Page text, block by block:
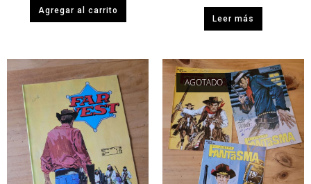
Agregar al carrito
Leer más
AGOTADO